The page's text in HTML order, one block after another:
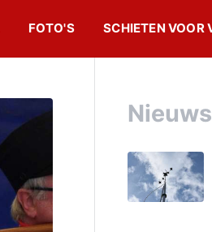
FOTO'S SCHIETEN VOOR
Nieuws